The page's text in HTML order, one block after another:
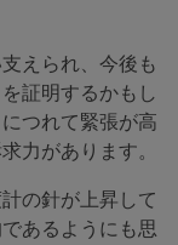
えられ、今後も
証明するかもし
つれて緊張が高
力があります。
の針が上昇して
あるようにも思